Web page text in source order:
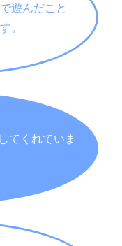
遊んだこと
。
てくれていま